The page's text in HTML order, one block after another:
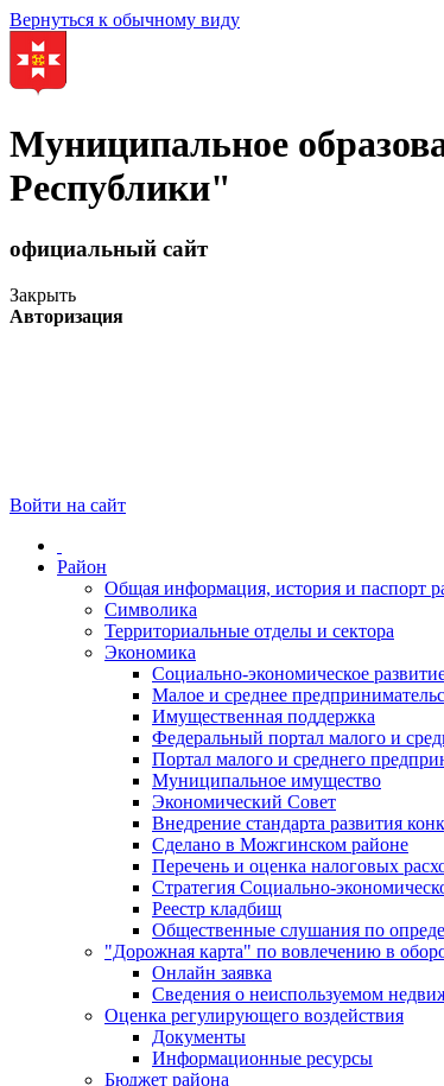
Вернуться к обычному виду
Муниципальное
Республики"
официальный сайт
Закрыть
Авторизация
Войти на сайт
Район
Общая информация, история и паспорт
Символика
Территориальные отделы и сектора
Экономика
Социально-экономическое
Малое и среднее
Имущественная поддержка
Федеральный портал малого и
Портал малого и среднего
Муниципальное имущество
Экономический Совет
Внедрение стандарта развития
Сделано в Можгинском районе
Перечень и оценка налоговых
Стратегия Социально-
Реестр кладбищ
Общественные слушания по
"Дорожная карта" по вовлечению в
Онлайн заявка
Сведения о неиспользуемом
Оценка регулирующего воздействия
Документы
Информационные ресурсы
Бюджет района